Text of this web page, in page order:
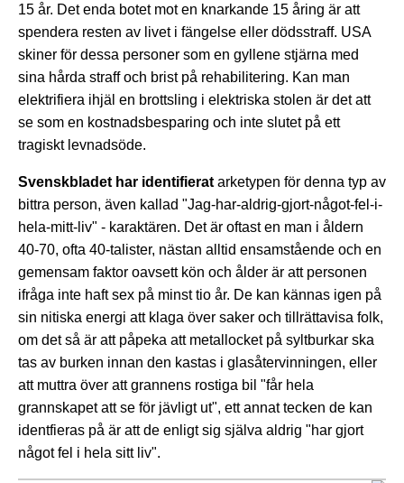
15 år. Det enda botet mot en knarkande 15 åring är att
spendera resten av livet i fängelse eller dödsstraff. USA
skiner för dessa personer som en gyllene stjärna med
sina hårda straff och brist på rehabilitering. Kan man
elektrifiera ihjäl en brottsling i elektriska stolen är det att
se som en kostnadsbesparing och inte slutet på ett
tragiskt levnadsöde.
Svenskbladet har identifierat arketypen för denna typ av
bittra person, även kallad "Jag-har-aldrig-gjort-något-fel-i-
hela-mitt-liv" - karaktären. Det är oftast en man i åldern
40-70, ofta 40-talister, nästan alltid ensamstående och en
gemensam faktor oavsett kön och ålder är att personen
ifråga inte haft sex på minst tio år. De kan kännas igen på
sin nitiska energi att klaga över saker och tillrättavisa folk,
om det så är att påpeka att metallocket på syltburkar ska
tas av burken innan den kastas i glasåtervinningen, eller
att muttra över att grannens rostiga bil "får hela
grannskapet att se för jävligt ut", ett annat tecken de kan
identfieras på är att de enligt sig själva aldrig "har gjort
något fel i hela sitt liv".